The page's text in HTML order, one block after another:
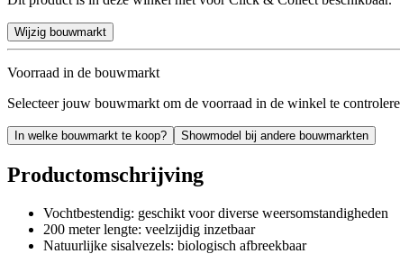
Wijzig bouwmarkt
Voorraad in de bouwmarkt
Selecteer jouw bouwmarkt om de voorraad in de winkel te
In welke bouwmarkt te koop? Showmodel bij andere bouwmarkten
Productomschrijving
Vochtbestendig: geschikt voor diverse weersomstandigheden
200 meter lengte: veelzijdig inzetbaar
Natuurlijke sisalvezels: biologisch afbreekbaar